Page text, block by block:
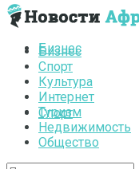
Бизнес
Спорт
Бизнес
Спорт
Культура
Интернет
Туризм
Недвижимость
Общество